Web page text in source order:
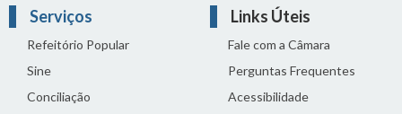
Serviços
Refeitório Popular
Sine
Conciliação
Links Úteis
Fale com a Câmara
Perguntas Frequentes
Acessibilidade